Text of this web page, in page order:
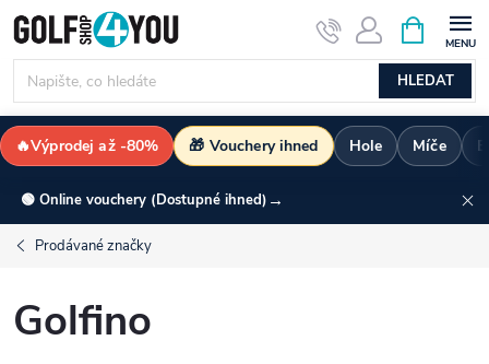
Přejít
na
obsah
HLEDAT
NÁKUPNÍ
KOŠÍK
🔥Výprodej až -80% 🎁 Vouchery ihned Hole Míče
🟢 Online vouchery (Dostupné ihned) →
Prodávané značky
Golfino